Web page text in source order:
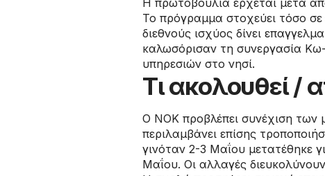
Το πρόγραμμα στοχεύει τόσο
διεθνούς ισχύος δίνει
καλωσόρισαν τη συνεργασία
υπηρεσιών στο νησί.
Τι ακολουθεί /
Ο ΝΟΚ προβλέπει συνέχιση των
περιλαμβάνει επίσης
γινόταν 2-3 Μαΐου
Μαΐου. Οι αλλαγές